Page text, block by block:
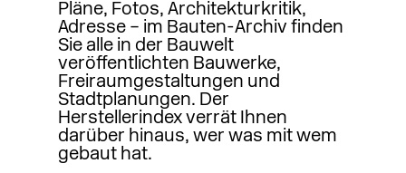
Pläne, Fotos, Architekturkritik,
Adresse – im Bauten-Archiv finden
Sie alle in der Bauwelt
veröffentlichten Bauwerke,
Freiraumgestaltungen und
Stadtplanungen. Der
Herstellerindex verrät Ihnen
darüber hinaus, wer was mit wem
gebaut hat.